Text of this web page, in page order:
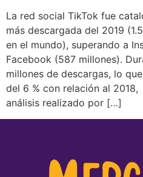
La red social TikTok fue
más descargada del 2019
en el mundo), superando a
Facebook (587 millones).
millones de descargas, lo
del 6 % con relación al
análisis realizado por […]